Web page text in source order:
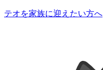
テオを家族に迎えたい方へ